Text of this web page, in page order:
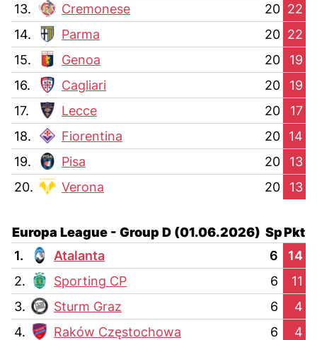
13.
Cremonese 20 22
14.
Parma 20 22
15.
Genoa 20
19
16.
Cagliari 20
19
17.
Lecce 20
17
18.
Fiorentina 20
14
19.
Pisa 20
13
20.
Verona 20 13
Europa League - Group D (01.06.2026) SpPkt
1.
Atalanta 6
14
2.
Sporting CP 6
11
3.
Sturm Graz 6
4
4.
Raków Częstochowa 6 4